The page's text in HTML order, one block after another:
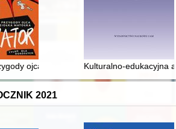
w II Rzeczpospolitej = State of research,
ojca Koziołka Matołka : tylko dla
Kulturalno-edukacyjna
2021